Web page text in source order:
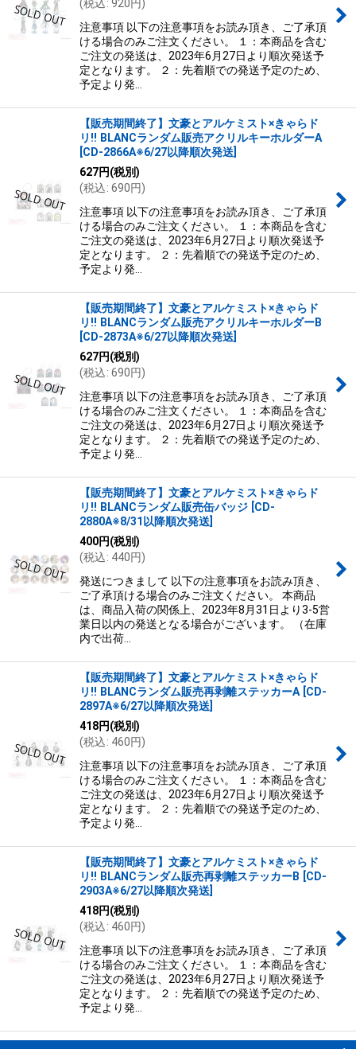
(税込: 920円)
注意事項 以下の注意事項をお読み頂き、ご了承頂
ける場合のみご注文ください。 １：本商品を含む
ご注文の発送は、2023年6月27日より順次発送予
定となります。 ２：先着順での発送予定のため、
予定より発…
【販売期間終了】文豪とアルケミスト×きゃらド
リ!! BLANCランダム販売アクリルキーホルダーA
CD-2866A※6/27以降順次発送
627円(税別)
(税込: 690円)
注意事項 以下の注意事項をお読み頂き、ご了承頂
ける場合のみご注文ください。 １：本商品を含む
ご注文の発送は、2023年6月27日より順次発送予
定となります。 ２：先着順での発送予定のため、
予定より発…
【販売期間終了】文豪とアルケミスト×きゃらド
リ!! BLANCランダム販売アクリルキーホルダーB
CD-2873A※6/27以降順次発送
627円(税別)
(税込: 690円)
注意事項 以下の注意事項をお読み頂き、ご了承頂
ける場合のみご注文ください。 １：本商品を含む
ご注文の発送は、2023年6月27日より順次発送予
定となります。 ２：先着順での発送予定のため、
予定より発…
【販売期間終了】文豪とアルケミスト×きゃらド
リ!! BLANCランダム販売缶バッジ CD-
2880A※8/31以降順次発送
400円(税別)
(税込: 440円)
発送につきまして 以下の注意事項をお読み頂き、
ご了承頂ける場合のみご注文ください。 本商品
は、商品入荷の関係上、2023年8月31日より3-5営
業日以内の発送となる場合がございます。 （在庫
内で出荷…
【販売期間終了】文豪とアルケミスト×きゃらド
リ!! BLANCランダム販売再剥離ステッカーA CD-
2897A※6/27以降順次発送
418円(税別)
(税込: 460円)
注意事項 以下の注意事項をお読み頂き、ご了承頂
ける場合のみご注文ください。 １：本商品を含む
ご注文の発送は、2023年6月27日より順次発送予
定となります。 ２：先着順での発送予定のため、
予定より発…
【販売期間終了】文豪とアルケミスト×きゃらド
リ!! BLANCランダム販売再剥離ステッカーB
CD-
2903A※6/27以降順次発送
418円(税別)
(税込: 460円)
注意事項 以下の注意事項をお読み頂き、ご了承頂
ける場合のみご注文ください。 １：本商品を含む
ご注文の発送は、2023年6月27日より順次発送予
定となります。 ２：先着順での発送予定のため、
予定より発…